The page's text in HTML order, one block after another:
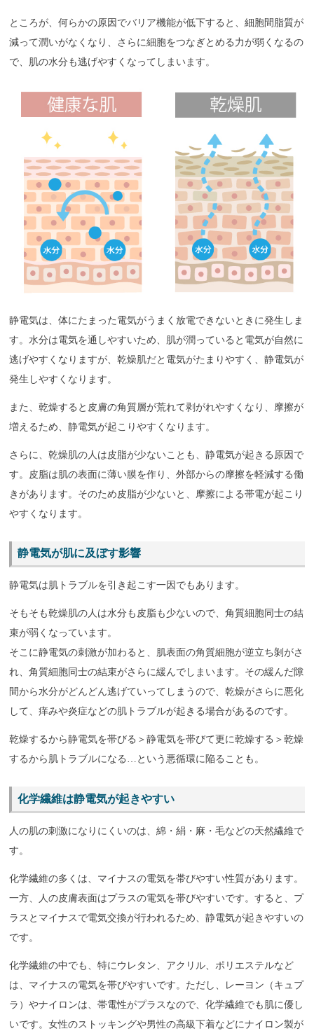
ところが、何らかの原因でバリア機能が低下すると、細胞間脂質が
減って潤いがなくなり、さらに細胞をつなぎとめる力が弱くなるの
で、肌の水分も逃げやすくなってしまいます。
静電気は、体にたまった電気がうまく放電できないときに発生しま
す。水分は電気を通しやすいため、肌が潤っていると電気が自然に
逃げやすくなりますが、乾燥肌だと電気がたまりやすく、静電気が
発生しやすくなります。
また、乾燥すると皮膚の角質層が荒れて剥がれやすくなり、摩擦が
増えるため、静電気が起こりやすくなります。
さらに、乾燥肌の人は皮脂が少ないことも、静電気が起きる原因で
す。皮脂は肌の表面に薄い膜を作り、外部からの摩擦を軽減する働
きがあります。そのため皮脂が少ないと、摩擦による帯電が起こり
やすくなります。
静電気が肌に及ぼす影響
静電気は肌トラブルを引き起こす一因でもあります。
そもそも乾燥肌の人は水分も皮脂も少ないので、角質細胞同士の結
束が弱くなっています。
そこに静電気の刺激が加わると、肌表面の角質細胞が逆立ち剝がさ
れ、角質細胞同士の結束がさらに緩んでしまいます。その緩んだ隙
間から水分がどんどん逃げていってしまうので、乾燥がさらに悪化
して、痒みや炎症などの肌トラブルが起きる場合があるのです。
乾燥するから静電気を帯びる＞静電気を帯びて更に乾燥する＞乾燥
するから肌トラブルになる…という悪循環に陥ることも。
化学繊維は静電気が起きやすい
人の肌の刺激になりにくいのは、綿・絹・麻・毛などの天然繊維で
す。
化学繊維の多くは、マイナスの電気を帯びやすい性質があります。
一方、人の皮膚表面はプラスの電気を帯びやすいです。すると、プ
ラスとマイナスで電気交換が行われるため、静電気が起きやすいの
です。
化学繊維の中でも、特にウレタン、アクリル、ポリエステルなど
は、マイナスの電気を帯びやすいです。ただし、レーヨン（キュプ
ラ）やナイロンは、帯電性がプラスなので、化学繊維でも肌に優し
いです。女性のストッキングや男性の高級下着などにナイロン製が